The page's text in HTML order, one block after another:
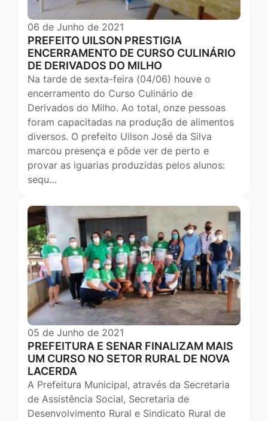
06 de Junho de 2021
PREFEITO UILSON PRESTIGIA
ENCERRAMENTO DE CURSO CULINÁRIO
DE DERIVADOS DO MILHO
Na tarde de sexta-feira (04/06) houve o
encerramento do Curso Culinário de
Derivados do Milho. Ao total, onze pessoas
foram capacitadas na produção de alimentos
diversos. O prefeito Uilson José da Silva
marcou presença e pôde ver de perto e
provar as iguarias produzidas pelos alunos:
sequ…
05 de Junho de 2021
PREFEITURA E SENAR FINALIZAM MAIS
UM CURSO NO SETOR RURAL DE NOVA
LACERDA
A Prefeitura Municipal, através da Secretaria
de Assistência Social, Secretaria de
Desenvolvimento Rural e Sindicato Rural de